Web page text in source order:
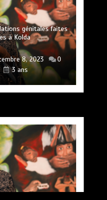
génitales faites
à Kolda
8, 2023
0
3 ans